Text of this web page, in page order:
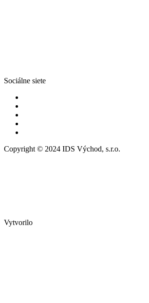
Sociálne siete
Copyright © 2024 IDS Východ, s.r.o.
Vytvorilo